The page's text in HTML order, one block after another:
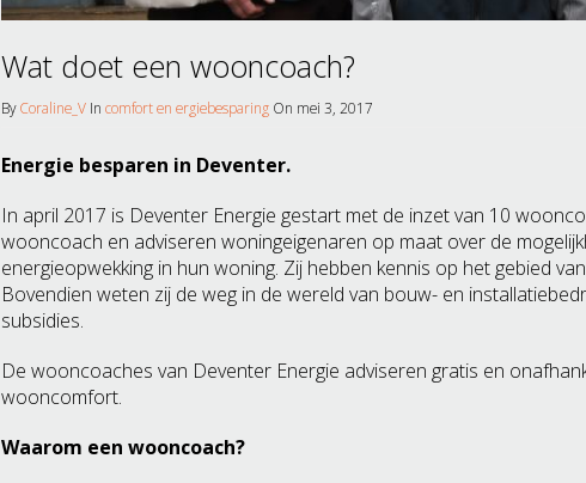
Wat doet een wooncoach?
ByCoraline_V In comfort en ergiebesparing On mei 3, 2017
Energie besparen in Deventer.
In april 2017 is Deventer Energie gestart met de inzet van 10
wooncoach en adviseren woningeigenaren op maat over de
energieopwekking in hun woning. Zij hebben kennis op het gebied
Bovendien weten zij de weg in de wereld van bouw- en
subsidies.
De wooncoaches van Deventer Energie adviseren gratis en
wooncomfort.
Waarom een wooncoach?